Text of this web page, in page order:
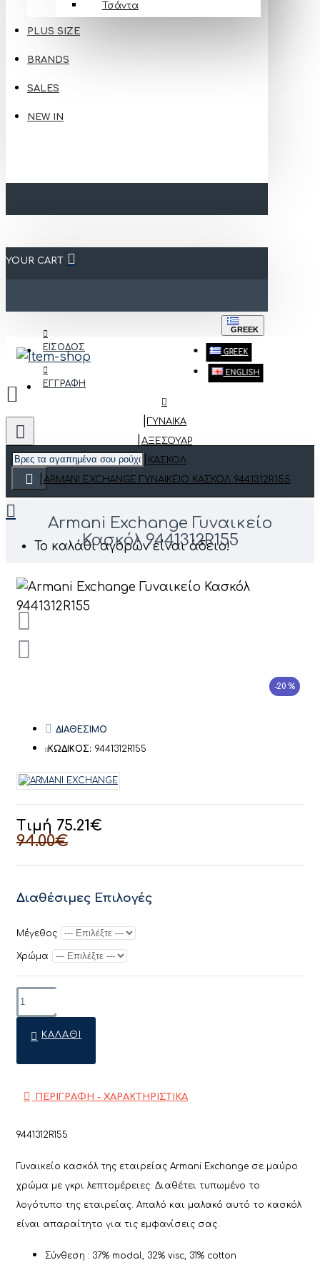
Τσάντα
PLUS SIZE
BRANDS
SALES
NEW IN
YOUR CART
ΕΙΣΟΔΟΣ
ΕΓΓΡΑΦΗ
GREEK
GREEK
ENGLISH
Το καλάθι αγορών είναι άδειο!
ΓΥΝΑΙΚΑ
ΑΞΕΣΟΥΆΡ
ΚΑΣΚΌΛ
ARMANI EXCHANGE ΓΥΝΑΙΚΕΊΟ ΚΑΣΚΌΛ 9441312R155
Armani Exchange Γυναικείο
Κασκόλ 9441312R155
-20 %
Τιμή 75.21€
94.00€
ΔΙΑΘΕΣΙΜΟ
ΚΩΔΙΚΟΣ: 9441312R155
Διαθέσιμες Επιλογές
Μέγεθος
Χρώμα
ΚΑΛΆΘΙ
ΠΕΡΙΓΡΑΦΗ - ΧΑΡΑΚΤΗΡΙΣΤΙΚΑ
9441312R155
Γυναικείο κασκόλ της εταιρείας Armani Exchange σε μαύρο
χρώμα με γκρι λεπτομέρειες. Διαθέτει τυπωμένο το
λογότυπο της εταιρείας. Απαλό και μαλακό αυτό το κασκόλ
είναι απαραίτητο για τις εμφανίσεις σας.
Σύνθεση : 37% modal, 32% visc, 31% cotton